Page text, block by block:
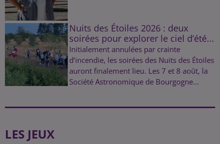
Nuits des Étoiles 2026 : deux
soirées pour explorer le ciel d’été...
Initialement annulées par crainte
d’incendie, les soirées des Nuits des Étoiles
auront finalement lieu. Les 7 et 8 août, la
Société Astronomique de Bourgogne...
LES JEUX